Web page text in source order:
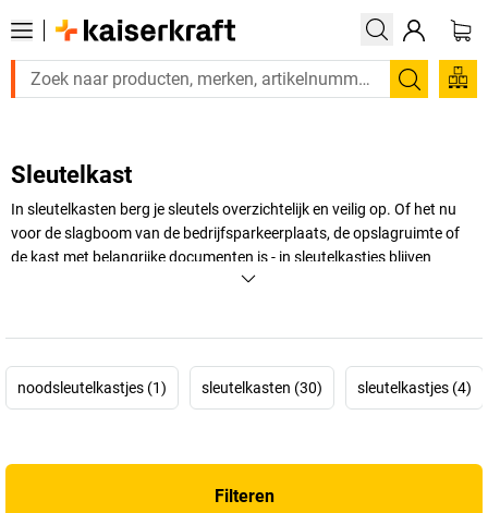
Zoeken
Sleutelkast
In sleutelkasten berg je sleutels overzichtelijk en veilig op. Of het nu
voor de slagboom van de bedrijfsparkeerplaats, de opslagruimte of
de kast met belangrijke documenten is - in sleutelkastjes blijven
sleutels altijd binnen handbereik. Van kleine modellen voor
+Meer weergeven
noodsleutelkastjes (1)
sleutelkasten (30) sleutelkastjes (4)
Filteren